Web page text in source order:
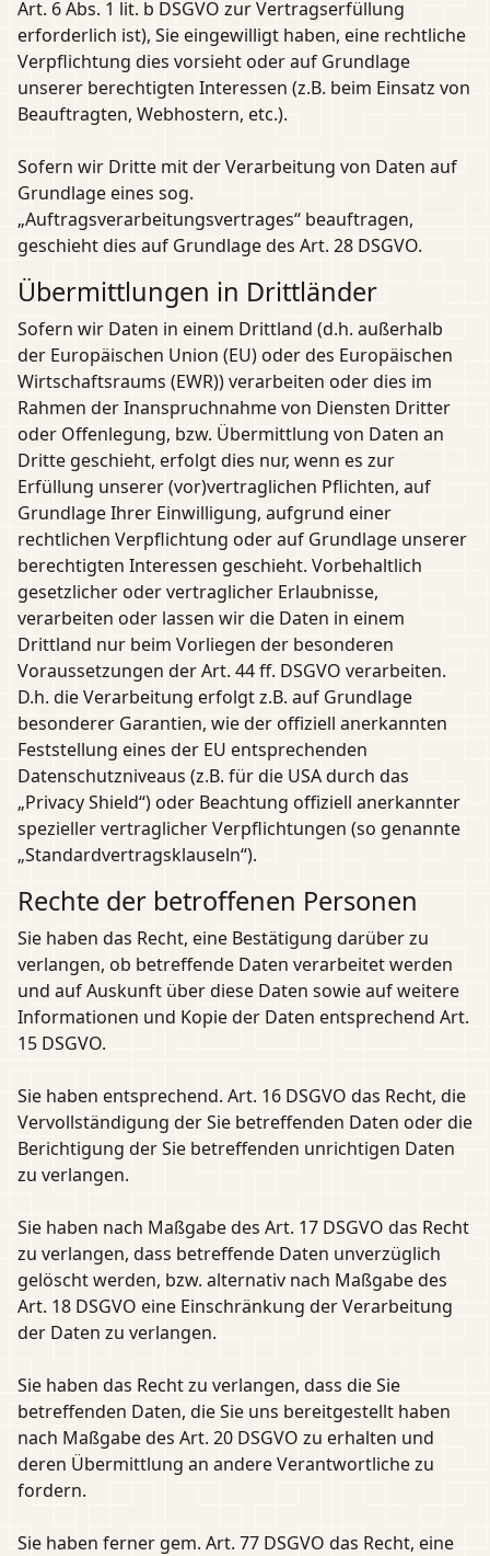
Art. 6 Abs. 1 lit. b DSGVO zur Vertragserfüllung
erforderlich ist), Sie eingewilligt haben, eine rechtliche
Verpflichtung dies vorsieht oder auf Grundlage
unserer berechtigten Interessen (z.B. beim Einsatz von
Beauftragten, Webhostern, etc.).
Sofern wir Dritte mit der Verarbeitung von Daten auf
Grundlage eines sog.
„Auftragsverarbeitungsvertrages“ beauftragen,
geschieht dies auf Grundlage des Art. 28 DSGVO.
Übermittlungen in Drittländer
Sofern wir Daten in einem Drittland (d.h. außerhalb
der Europäischen Union (EU) oder des Europäischen
Wirtschaftsraums (EWR)) verarbeiten oder dies im
Rahmen der Inanspruchnahme von Diensten Dritter
oder Offenlegung, bzw. Übermittlung von Daten an
Dritte geschieht, erfolgt dies nur, wenn es zur
Erfüllung unserer (vor)vertraglichen Pflichten, auf
Grundlage Ihrer Einwilligung, aufgrund einer
rechtlichen Verpflichtung oder auf Grundlage unserer
berechtigten Interessen geschieht. Vorbehaltlich
gesetzlicher oder vertraglicher Erlaubnisse,
verarbeiten oder lassen wir die Daten in einem
Drittland nur beim Vorliegen der besonderen
Voraussetzungen der Art. 44 ff. DSGVO verarbeiten.
D.h. die Verarbeitung erfolgt z.B. auf Grundlage
besonderer Garantien, wie der offiziell anerkannten
Feststellung eines der EU entsprechenden
Datenschutzniveaus (z.B. für die USA durch das
„Privacy Shield“) oder Beachtung offiziell anerkannter
spezieller vertraglicher Verpflichtungen (so genannte
„Standardvertragsklauseln“).
Rechte der betroffenen Personen
Sie haben das Recht, eine Bestätigung darüber zu
verlangen, ob betreffende Daten verarbeitet werden
und auf Auskunft über diese Daten sowie auf weitere
Informationen und Kopie der Daten entsprechend Art.
15 DSGVO.
Sie haben entsprechend. Art. 16 DSGVO das Recht, die
Vervollständigung der Sie betreffenden Daten oder die
Berichtigung der Sie betreffenden unrichtigen Daten
zu verlangen.
Sie haben nach Maßgabe des Art. 17 DSGVO das Recht
zu verlangen, dass betreffende Daten unverzüglich
gelöscht werden, bzw. alternativ nach Maßgabe des
Art. 18 DSGVO eine Einschränkung der Verarbeitung
der Daten zu verlangen.
Sie haben das Recht zu verlangen, dass die Sie
betreffenden Daten, die Sie uns bereitgestellt haben
nach Maßgabe des Art. 20 DSGVO zu erhalten und
deren Übermittlung an andere Verantwortliche zu
fordern.
Sie haben ferner gem. Art. 77 DSGVO das Recht, eine